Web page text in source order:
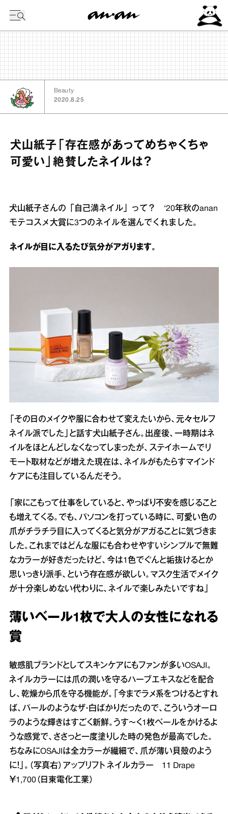
Beauty
2020.8.25
犬山紙子「存在感があってめちゃくちゃ
可愛い」絶賛したネイルは？
犬山紙子さんの「自己満ネイル」って？ ‘20年秋のanan
モテコスメ大賞に3つのネイルを選んでくれました。
ネイルが目に入るたび気分がアガります。
「その日のメイクや服に合わせて変えたいから、元々セルフ
ネイル派でした」と話す犬山紙子さん。出産後、一時期はネ
イルをほとんどしなくなってしまったが、ステイホームでリ
モート取材などが増えた現在は、ネイルがもたらすマインド
ケアにも注目しているんだそう。
「家にこもって仕事をしていると、やっぱり不安を感じること
も増えてくる。でも、パソコンを打っている時に、可愛い色の
爪がチラチラ目に入ってくると気分がアガることに気づきま
した。これまではどんな服にも合わせやすいシンプルで無難
なカラーが好きだったけど、今は1色でぐんと垢抜けるとか
思いっきり派手、という存在感が欲しい。マスク生活でメイク
が十分楽しめない代わりに、ネイルで楽しみたいですね」
薄いベール1枚で大人の女性になれる
賞
敏感肌ブランドとしてスキンケアにもファンが多いOSAJI。
ネイルカラーには爪の潤いを守るハーブエキスなどを配合
し、乾燥から爪を守る機能が。「今までラメ系をつけるとすれ
ば、パールのようなザ・白ばかりだったので、こういうオーロ
ラのような輝きはすごく新鮮。うす～く1枚ベールをかけるよ
うな感覚で、ささっと一度塗りした時の発色が最高でした。
ちなみにOSAJIは全カラーが繊細で、爪が薄い貝殻のよう
に！」。（写真右）アップリフト ネイルカラー 11 Drape
￥1,700（日東電化工業）